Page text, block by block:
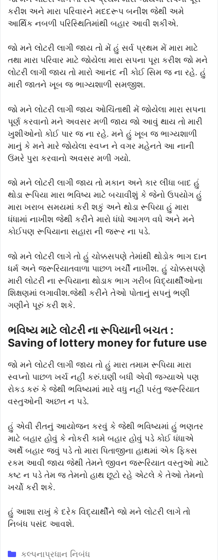
કરીશ અને મારા પરિવારને મદદરૂપ બનીશ જેથી અમે
આર્થિક નબળી પરિસ્થિતિમાંથી બહાર આવી શકીએ.
જો મને લોટરી લાગી જાય તો મેં હું સર્વ પ્રથમ મેં મારા માટે
તથા મારા પરિવાર માટે જોયેલા મારા સપના પૂરા કરીશ જો મને
લોટરી લાગી જાય તો મારો આનંદ ની કોઈ સિમ જ ના રહે. હું
મારી જાતને ખૂબ જ ભાગ્યશાળી સમજીશ.
જો મને લોટરી લાગી જાય ઓચિંતાથી મેં જોયેલા મારા સપના
પૂર્ણ કરવાનો મને અવસર મળી જાય જો આવું થાય તો મારી
ખુશીઓનો કોઈ પાર જ ના રહે. મને હું ખૂબ જ ભાગ્યશાળી
માનું કે મને મારે જોયેલા સ્વપ્ન ને વગર મહેનતે આ નાની
ઉંમરે પુરા કરવાનો અવસર મળી ગયો.
જો મને લોટરી લાગી જાય તો મકાન અને કાર લીધા બાદ હું
થોડા રૂપિયા મારા ભવિષ્ય માટે બચાવીશું કે જેનો ઉપયોગ હું
મારા ખરાબ સમયમાં કરી શકું અને થોડા રૂપિયા હું મારા
ધંધામાં નાખીશ જેથી કરીને મારો ધંધો આગળ વધે અને મને
કોઈપણ રૂપિયાના સહારા ની જરૂર ના પડે.
જો મને લોટરી લાગે તો હું ચોક્કસપણે તેમાંથી થોડોક ભાગ દાન
ધર્મ અને જરૂરિયાતવાળા પાછળ ખર્ચી નાખીશ. હું ચોક્કસપણે
મારી લોટરી ના રૂપિયાના થોડાક ભાગ ગરીબ વિદ્યાર્થીઓના
શિક્ષણમાં લગાવીશ.જેથી કરીને તેઓ પોતાનું સપનું ભણી
ગણીને પૂરું કરી શકે.
ભવિષ્ય માટે લોટરી ના રૂપિયાની બચત :
Saving of lottery money for future use
જો મને લોટરી લાગી જાય તો હું મારા તમામ રૂપિયા મારા
સ્વપ્નો પાછળ ખર્ચ નહીં કરું.ઘણી બધી એવી જગ્યાએ પણ
રોકડ કરું કે જેથી ભવિષ્યમાં મારે વધુ નહીં પરંતુ જરૂરિયાત
વસ્તુઓની અછત ન પડે.
હું એવી રીતનું આયોજન કરવું કે જેથી ભવિષ્યમાં હું ભણતર
માટે બહાર હોવું કે નોકરી કામે બહાર હોવું પડે કોઈ ધંધાએ
અર્થે બહાર જવું પડે તો મારા પિતાજીના હાથમાં એક ફિક્સ
રકમ આવી જાય જેથી તેમને જીવન જરૂરિયાત વસ્તુઓ માટે
કષ્ટ ન પડે તેમ જ તેમનો હાથ છૂટો રહે એટલે કે તેઓ તેમનો
ખર્ચો કરી શકે.
હું આશા રાખું કે દરેક વિદ્યાર્થીને જો મને લોટરી લાગે તો
નિબંધ પસંદ આવશે.
Categories
કલ્પનાપ્રધાન નિબંધ